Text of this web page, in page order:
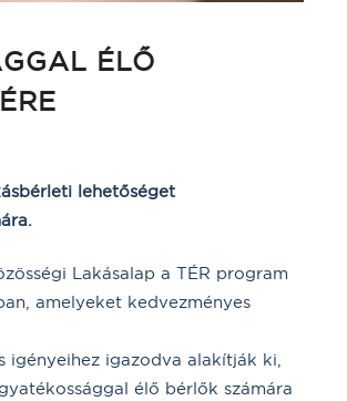
ÉLŐ
lehetőséget
Lakásalap a TÉR program
amelyeket kedvezményes
igényeihez igazodva alakítják ki,
élő bérlők számára